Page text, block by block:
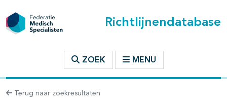
Richtlijnendatabase
ZOEK MENU
Terug naar zoekresultaten
binnen deze richtlijn